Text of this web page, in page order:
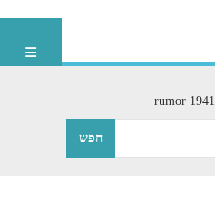
rumor 1941